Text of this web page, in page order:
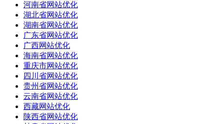
河南省网站优化
湖北省网站优化
湖南省网站优化
广东省网站优化
广西网站优化
海南省网站优化
重庆市网站优化
四川省网站优化
贵州省网站优化
云南省网站优化
西藏网站优化
陕西省网站优化